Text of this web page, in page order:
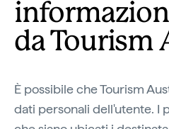
da Tourism
È possibile che Tourism
dati personali dell'utente. I